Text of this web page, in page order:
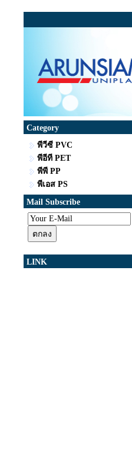
Category
พีวีซี PVC
พีอีที PET
พีพี PP
พีเอส PS
Mail Subscribe
LINK